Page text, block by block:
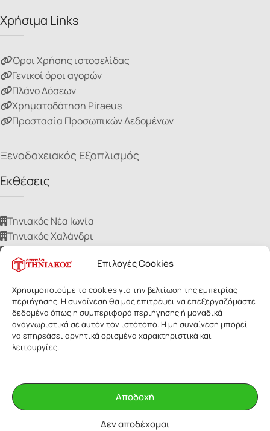
Επιλογές Cookies
Χρησιμοποιούμε τα cookies για την βελτίωση της εμπειρίας
περιήγησης. Η συναίνεση θα μας επιτρέψει να επεξεργαζόμαστε
δεδομένα όπως η συμπεριφορά περιήγησης ή μοναδικά
αναγνωριστικά σε αυτόν τον ιστότοπο. Η μη συναίνεση μπορεί
να επηρεάσει αρνητικά ορισμένα χαρακτηριστικά και
λειτουργίες.
Αποδοχή
Δεν αποδέχομαι
Χρήσιμα Links
Όροι Χρήσης ιστοσελίδας
Γενικοί όροι αγορών
Πλάνο Δόσεων
Χρηματοδότηση Piraeus
Προστασία Προσωπικών Δεδομένων
Ξενοδοχειακός Εξοπλισμός
Εκθέσεις
Τηνιακός Νέα Ιωνία
Τηνιακός Χαλάνδρι
Τηνιακός Νίκαια
ΕΠΙΠΛΑ ΤΗΝΙΑΚΟΣ
Δεν επιτρέπεται η αναδημοσίευσή τους για οποιοδήποτε λόγο,